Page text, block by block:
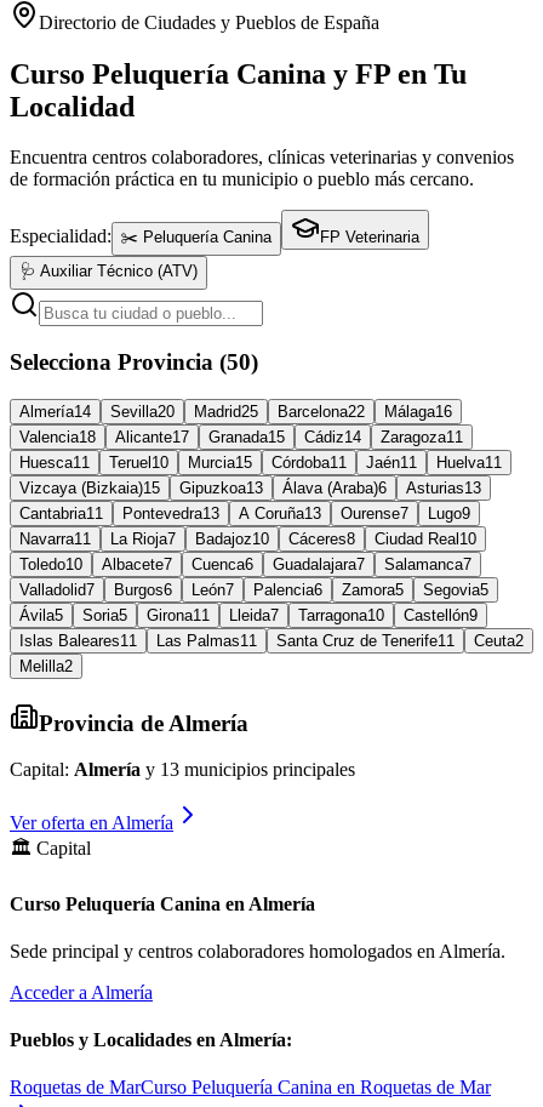
Directorio de Ciudades y Pueblos de España
Curso Peluquería Canina y FP en Tu
Localidad
Encuentra centros colaboradores, clínicas veterinarias y convenios
de formación práctica en tu municipio o pueblo más cercano.
Especialidad: ✂️ Peluquería Canina
FP Veterinaria
🩺 Auxiliar Técnico (ATV)
Selecciona Provincia (50)
Almería14 Sevilla20 Madrid25 Barcelona22 Málaga16
Valencia18 Alicante17 Granada15 Cádiz14 Zaragoza11
Huesca11 Teruel 10 Murcia15 Córdoba11 Jaén11 Huelva11
Vizcaya (Bizkaia)15 Gipuzkoa13 Álava (Araba)6 Asturias13
Cantabria11 Pontevedra13 A Coruña13 Ourense7 Lugo9
Navarra11 La Rioja7 Badajoz10 Cáceres8 Ciudad Real 10
Toledo10 Albacete7 Cuenca6 Guadalajara7 Salamanca7
Valladolid7 Burgos6 León7 Palencia6 Zamora5 Segovia5
Ávila5 Soria5 Girona11 Lleida7 Tarragona10 Castellón9
Islas Baleares11 Las Palmas11 Santa Cruz de Tenerife11 Ceuta2
Melilla2
Provincia de Almería
Capital: Almería y 13 municipios principales
Ver oferta en Almería
🏛️ Capital
Curso Peluquería Canina en Almería
Sede principal y centros colaboradores homologados en Almería.
Acceder a Almería
Pueblos y Localidades en Almería:
Roquetas de MarCurso Peluquería Canina en Roquetas de Mar